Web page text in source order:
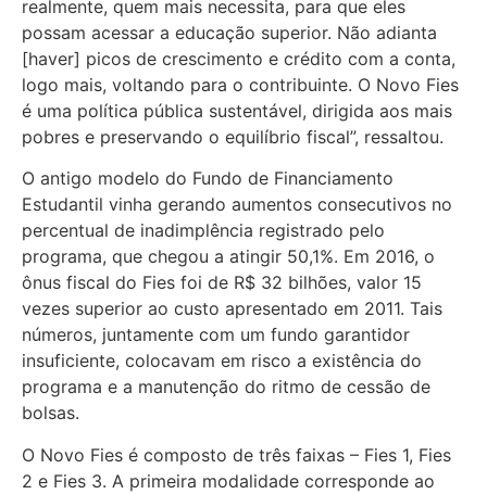
realmente, quem mais necessita, para que eles
possam acessar a educação superior. Não adianta
[haver] picos de crescimento e crédito com a conta,
logo mais, voltando para o contribuinte. O Novo Fies
é uma política pública sustentável, dirigida aos mais
pobres e preservando o equilíbrio fiscal”, ressaltou.
O antigo modelo do Fundo de Financiamento
Estudantil vinha gerando aumentos consecutivos no
percentual de inadimplência registrado pelo
programa, que chegou a atingir 50,1%. Em 2016, o
ônus fiscal do Fies foi de R$ 32 bilhões, valor 15
vezes superior ao custo apresentado em 2011. Tais
números, juntamente com um fundo garantidor
insuficiente, colocavam em risco a existência do
programa e a manutenção do ritmo de cessão de
bolsas.
O Novo Fies é composto de três faixas – Fies 1, Fies
2 e Fies 3. A primeira modalidade corresponde ao